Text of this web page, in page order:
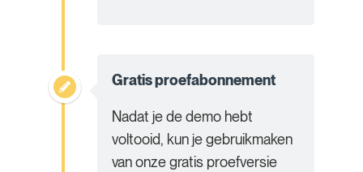
Gratis proefabonnement
Nadat je de demo hebt
voltooid, kun je gebruikmaken
van onze gratis proefversie